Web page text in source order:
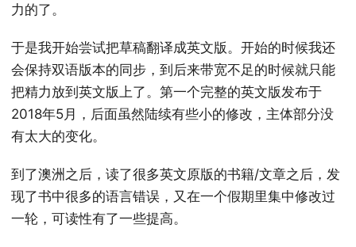
力的了。
于是我开始尝试把草稿翻译成英文版。开始的时候我还
会保持双语版本的同步，到后来带宽不足的时候就只能
把精力放到英文版上了。第一个完整的英文版发布于
2018年5月，后面虽然陆续有些小的修改，主体部分没
有太大的变化。
到了澳洲之后，读了很多英文原版的书籍/文章之后，发
现了书中很多的语言错误，又在一个假期里集中修改过
一轮，可读性有了一些提高。